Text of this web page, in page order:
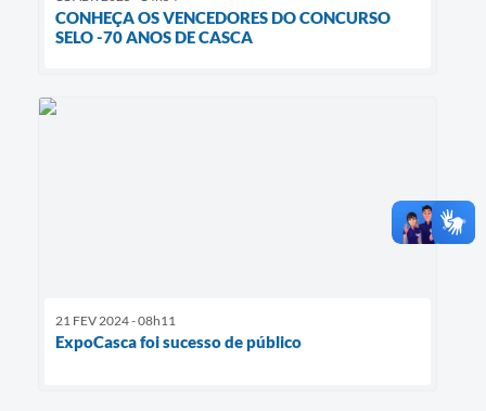
CONHEÇA OS VENCEDORES DO CONCURSO
SELO -70 ANOS DE CASCA
21 FEV 2024 - 08h11
ExpoCasca foi sucesso de público